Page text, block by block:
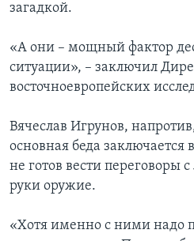
загадкой.
«А они – мощный фактор
ситуации», – заключил
восточноевропейских
Вячеслав Игрунов,
основная беда
не готов вести переговоры
руки оружие.
«Хотя именно с ними надо